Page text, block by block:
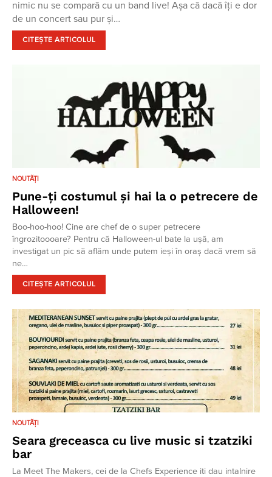
nimic nu se compară cu un band live! Așa că dacă îți e dor
de un concert sau pur și…
CITEȘTE ARTICOLUL
NOUTĂȚI
Pune-ți costumul și hai la o petrecere de
Halloween!
Boo-hoo-hoo! Cine are chef de o super petrecere
îngrozitoooare? Pentru că Halloween-ul bate la ușă, am
investigat un pic să aflăm unde putem ieși în oraș dacă vrem să
ne…
CITEȘTE ARTICOLUL
NOUTĂȚI
Seara greceasca cu live music si tzatziki
bar
La Meet The Makers, cei de la Chefs Experience iti dau intalnire